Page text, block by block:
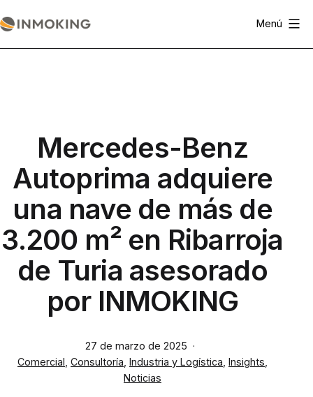
al
contenido
Menú
Mercedes-Benz
Autoprima adquiere
una nave de más de
3.200 m² en Ribarroja
de Turia asesorado
por INMOKING
Publicada
el
27 de marzo de 2025
Categorizado
Comercial Consultoría Industria y Logística Insights
Noticias